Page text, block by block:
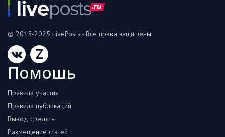
© 2015-2025 LivePosts - Все права защищены.
Z
Помошь
Правила участия
Правила публикаций
Вывод средств
Размещение статей